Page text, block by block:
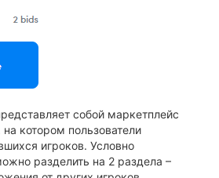
собой маркетплейс
котором пользователи
игроков. Условно
разделить на 2 раздела –